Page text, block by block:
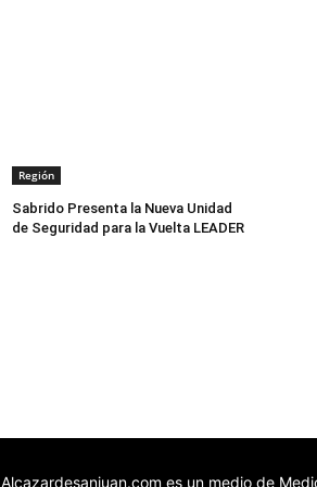
Región
Sabrido Presenta la Nueva Unidad
de Seguridad para la Vuelta LEADER
Alcazardesanjuan.com es un medio de